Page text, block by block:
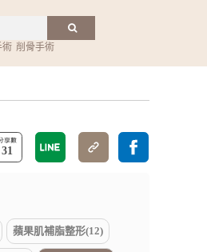
術 削骨手術
31
蘋果肌補脂整形(12)